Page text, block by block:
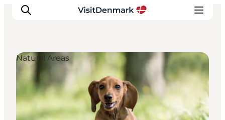
Inspirations
Destinations
Quoi faire
Natural Areas